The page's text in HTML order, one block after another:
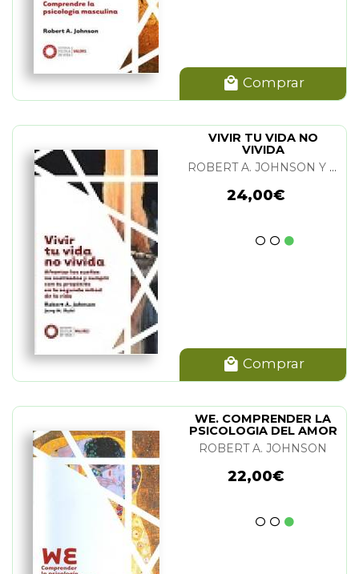
Comprar
VIVIR TU VIDA NO
VIVIDA
ROBERT A. JOHNSON Y JERRY M. RUHL
24,00€
Comprar
WE. COMPRENDER LA
PSICOLOGIA DEL AMOR
ROMANTICO
ROBERT A. JOHNSON
22,00€